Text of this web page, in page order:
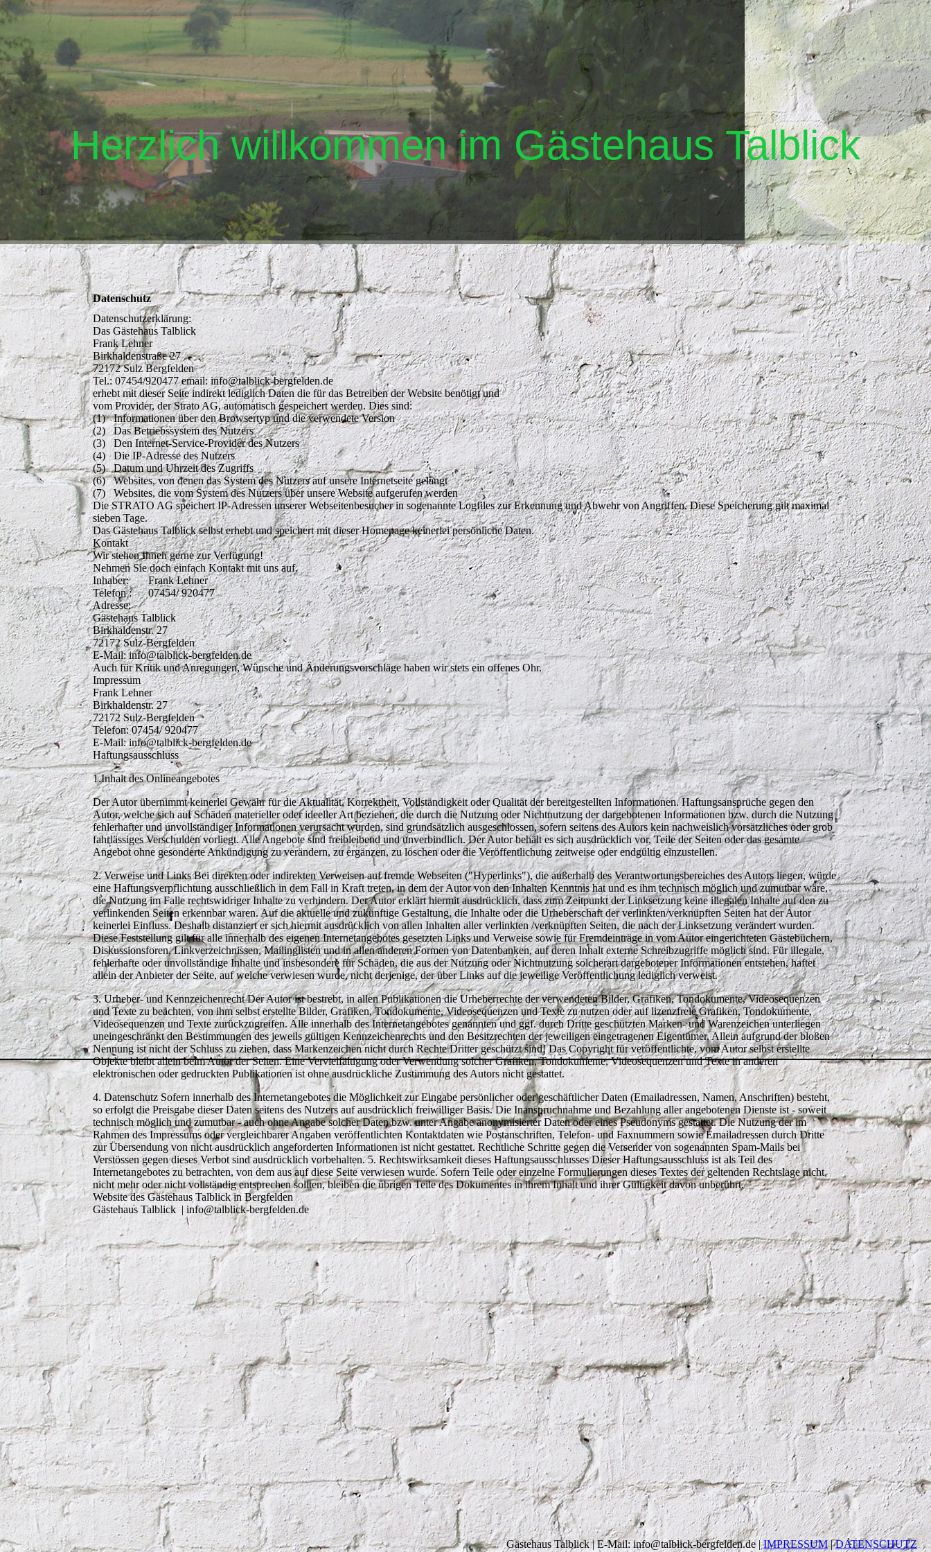
Herzlich willkommen im Gästehaus Talblick
Datenschutz
Datenschutzerklärung:
Das Gästehaus Talblick
Frank Lehner
Birkhaldenstraße 27
72172 Sulz Bergfelden
Tel.: 07454/920477 email: info@talblick-bergfelden.de
erhebt mit dieser Seite indirekt lediglich Daten die für das Betreiben der Website benötigt und
vom Provider, der Strato AG, automatisch gespeichert werden. Dies sind:
(1) Informationen über den Browsertyp und die verwendete Version
(2) Das Betriebssystem des Nutzers
(3) Den Internet-Service-Provider des Nutzers
(4) Die IP-Adresse des Nutzers
(5) Datum und Uhrzeit des Zugriffs
(6) Websites, von denen das System des Nutzers auf unsere Internetseite gelangt
(7) Websites, die vom System des Nutzers über unsere Website aufgerufen werden
Die STRATO AG speichert IP-Adressen unserer Webseitenbesucher in sogenannte Logfiles zur Erkennung und Abwehr von Angriffen. Diese Speicherung gilt maximal
sieben Tage.
Das Gästehaus Talblick selbst erhebt und speichert mit dieser Homepage keinerlei persönliche Daten.
Kontakt
Wir stehen Ihnen gerne zur Verfügung!
Nehmen Sie doch einfach Kontakt mit uns auf.
Inhaber: Frank Lehner
Telefon : 07454/ 920477
Adresse:
Gästehaus Talblick
Birkhaldenstr. 27
72172 Sulz-Bergfelden
E-Mail: info@talblick-bergfelden.de
Auch für Kritik und Anregungen, Wünsche und Änderungsvorschläge haben wir stets ein offenes Ohr.
Impressum
Frank Lehner
Birkhaldenstr. 27
72172 Sulz-Bergfelden
Telefon: 07454/ 920477
E-Mail: info@talblick-bergfelden.de
Haftungsausschluss
1.Inhalt des Onlineangebotes
Der Autor übernimmt keinerlei Gewähr für die Aktualität, Korrektheit, Vollständigkeit oder Qualität der bereitgestellten Informationen. Haftungsansprüche gegen den
Autor, welche sich auf Schäden materieller oder ideeller Art beziehen, die durch die Nutzung oder Nichtnutzung der dargebotenen Informationen bzw. durch die Nutzung
fehlerhafter und unvollständiger Informationen verursacht wurden, sind grundsätzlich ausgeschlossen, sofern seitens des Autors kein nachweislich vorsätzliches oder grob
fahrlässiges Verschulden vorliegt. Alle Angebote sind freibleibend und unverbindlich. Der Autor behält es sich ausdrücklich vor, Teile der Seiten oder das gesamte
Angebot ohne gesonderte Ankündigung zu verändern, zu ergänzen, zu löschen oder die Veröffentlichung zeitweise oder endgültig einzustellen.
2. Verweise und Links Bei direkten oder indirekten Verweisen auf fremde Webseiten ("Hyperlinks"), die außerhalb des Verantwortungsbereiches des Autors liegen, würde
eine Haftungsverpflichtung ausschließlich in dem Fall in Kraft treten, in dem der Autor von den Inhalten Kenntnis hat und es ihm technisch möglich und zumutbar wäre,
die Nutzung im Falle rechtswidriger Inhalte zu verhindern. Der Autor erklärt hiermit ausdrücklich, dass zum Zeitpunkt der Linksetzung keine illegalen Inhalte auf den zu
verlinkenden Seiten erkennbar waren. Auf die aktuelle und zukünftige Gestaltung, die Inhalte oder die Urheberschaft der verlinkten/verknüpften Seiten hat der Autor
keinerlei Einfluss. Deshalb distanziert er sich hiermit ausdrücklich von allen Inhalten aller verlinkten /verknüpften Seiten, die nach der Linksetzung verändert wurden.
Diese Feststellung gilt für alle innerhalb des eigenen Internetangebotes gesetzten Links und Verweise sowie für Fremdeinträge in vom Autor eingerichteten Gästebüchern,
Diskussionsforen, Linkverzeichnissen, Mailinglisten und in allen anderen Formen von Datenbanken, auf deren Inhalt externe Schreibzugriffe möglich sind. Für illegale,
fehlerhafte oder unvollständige Inhalte und insbesondere für Schäden, die aus der Nutzung oder Nichtnutzung solcherart dargebotener Informationen entstehen, haftet
allein der Anbieter der Seite, auf welche verwiesen wurde, nicht derjenige, der über Links auf die jeweilige Veröffentlichung lediglich verweist.
3. Urheber- und Kennzeichenrecht Der Autor ist bestrebt, in allen Publikationen die Urheberrechte der verwendeten Bilder, Grafiken, Tondokumente, Videosequenzen
und Texte zu beachten, von ihm selbst erstellte Bilder, Grafiken, Tondokumente, Videosequenzen und Texte zu nutzen oder auf lizenzfreie Grafiken, Tondokumente,
Videosequenzen und Texte zurückzugreifen. Alle innerhalb des Internetangebotes genannten und ggf. durch Dritte geschützten Marken- und Warenzeichen unterliegen
uneingeschränkt den Bestimmungen des jeweils gültigen Kennzeichenrechts und den Besitzrechten der jeweiligen eingetragenen Eigentümer. Allein aufgrund der bloßen
Nennung ist nicht der Schluss zu ziehen, dass Markenzeichen nicht durch Rechte Dritter geschützt sind! Das Copyright für veröffentlichte, vom Autor selbst erstellte
Objekte bleibt allein beim Autor der Seiten. Eine Vervielfältigung oder Verwendung solcher Grafiken, Tondokumente, Videosequenzen und Texte in anderen
elektronischen oder gedruckten Publikationen ist ohne ausdrückliche Zustimmung des Autors nicht gestattet.
4. Datenschutz Sofern innerhalb des Internetangebotes die Möglichkeit zur Eingabe persönlicher oder geschäftlicher Daten (Emailadressen, Namen, Anschriften) besteht,
so erfolgt die Preisgabe dieser Daten seitens des Nutzers auf ausdrücklich freiwilliger Basis. Die Inanspruchnahme und Bezahlung aller angebotenen Dienste ist - soweit
technisch möglich und zumutbar - auch ohne Angabe solcher Daten bzw. unter Angabe anonymisierter Daten oder eines Pseudonyms gestattet. Die Nutzung der im
Rahmen des Impressums oder vergleichbarer Angaben veröffentlichten Kontaktdaten wie Postanschriften, Telefon- und Faxnummern sowie Emailadressen durch Dritte
zur Übersendung von nicht ausdrücklich angeforderten Informationen ist nicht gestattet. Rechtliche Schritte gegen die Versender von sogenannten Spam-Mails bei
Verstössen gegen dieses Verbot sind ausdrücklich vorbehalten. 5. Rechtswirksamkeit dieses Haftungsausschlusses Dieser Haftungsausschluss ist als Teil des
Internetangebotes zu betrachten, von dem aus auf diese Seite verwiesen wurde. Sofern Teile oder einzelne Formulierungen dieses Textes der geltenden Rechtslage nicht,
nicht mehr oder nicht vollständig entsprechen sollten, bleiben die übrigen Teile des Dokumentes in ihrem Inhalt und ihrer Gültigkeit davon unberührt.
Website des Gästehaus Talblick in Bergfelden
Gästehaus Talblick | info@talblick-bergfelden.de
Gästehaus Talblick | E-Mail: info@talblick-bergfelden.de |IMPRESSUM|DATENSCHUTZ